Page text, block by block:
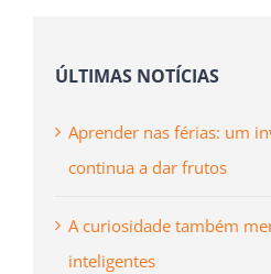
ÚLTIMAS NOTÍCIAS
Aprender nas férias: um
continua a dar frutos
A curiosidade também
inteligentes